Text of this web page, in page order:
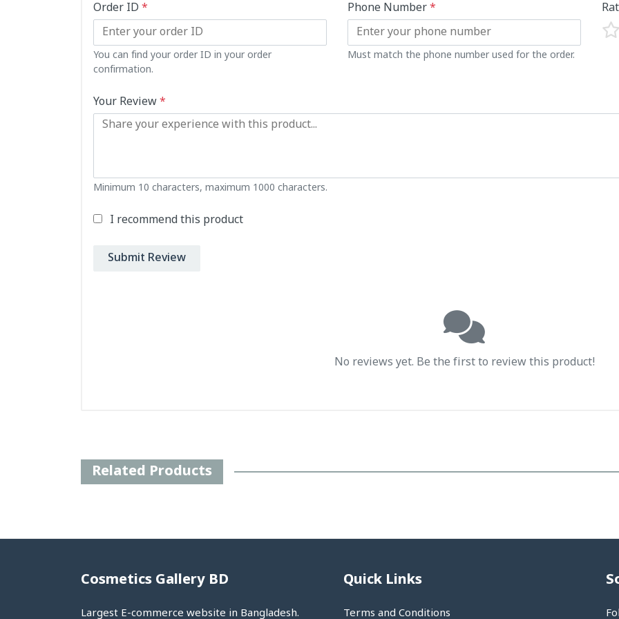
Order ID *
You can find your order ID in your order
confirmation.
Phone Number*
Must match the phone number used for the order.
Your Review*
Minimum 10 characters, maximum 1000 characters.
I recommend this product
Submit Review
No reviews yet. Be the first to review this product!
Related Products
Cosmetics Gallery BD
Largest E-commerce website in Bangladesh.
Quick Links
Terms and Conditions